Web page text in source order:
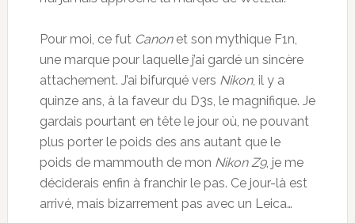
Pour moi, ce fut Canonet son mythique F1n,
une marque pour laquelle j’ai gardé un sincère
attachement. J’ai bifurqué vers Nikon, il y a
quinze ans, à la faveur du D3s, le magnifique. Je
gardais pourtant en tête le jour où, ne pouvant
plus porter le poids des ans autant que le
poids de mammouth de mon Nikon Z9, je me
déciderais enfin à franchir le pas. Ce jour-là est
arrivé, mais bizarrement pas avec un Leica…